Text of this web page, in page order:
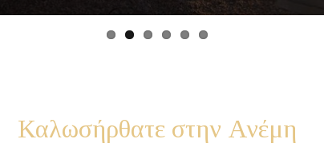
Καλωσήρθατε στην Ανέμη